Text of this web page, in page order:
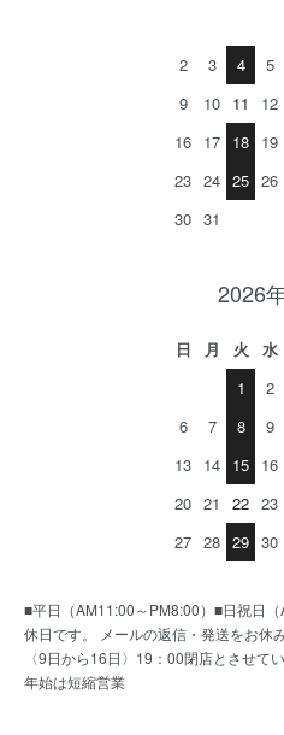
2
3 4 5
9
10 11 12
16 17 18 19
23 24 25 26
30 31
2026
日 月 火 水
1
2
6
7 8 9
13 14 15 16
20 21 22 23
27 28 29 30
■平日（AM11:00～PM8:00）■日祝日
休日です。 メールの返信・発送をお
〈9日から16日〉19：00閉店とさせて
年始は短縮営業